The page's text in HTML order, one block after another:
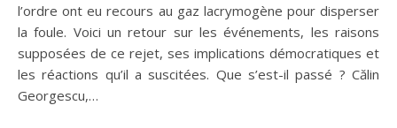
l’ordre ont eu recours au gaz lacrymogène pour disperser
la foule. Voici un retour sur les événements, les raisons
supposées de ce rejet, ses implications démocratiques et
les réactions qu’il a suscitées. Que s’est-il passé ? Călin
Georgescu,…